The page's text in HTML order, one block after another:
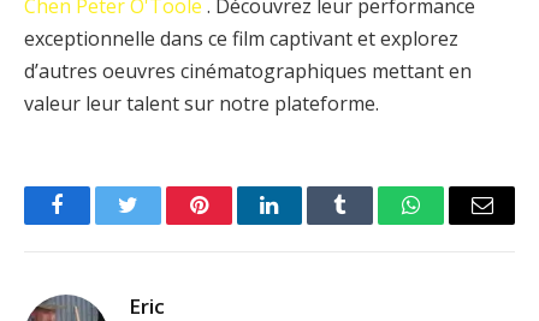
Chen Peter O'Toole . Découvrez leur performance
exceptionnelle dans ce film captivant et explorez
d’autres oeuvres cinématographiques mettant en
valeur leur talent sur notre plateforme.
FacebookTwitter PinterestLinkedInTumblr WhatsAppEmail
Eric